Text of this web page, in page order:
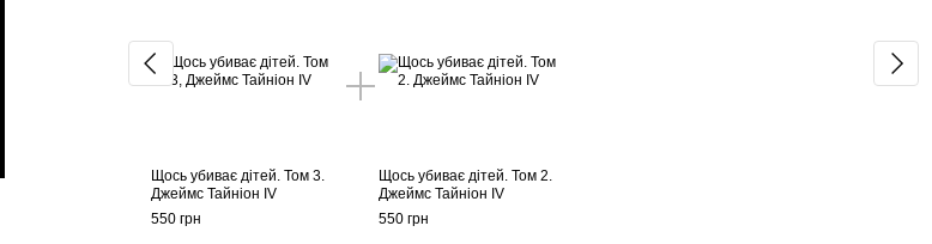
Щось убиває дітей. Том 3.
Джеймс Тайніон IV
550 грн
Щось убиває дітей. Том 2.
Джеймс Тайніон IV
550 грн